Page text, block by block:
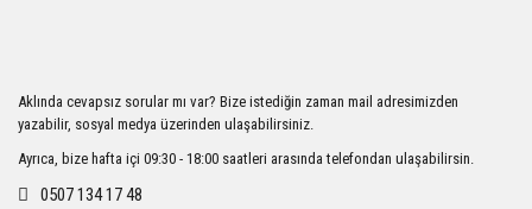
Ürün açıklamasında eksik bilgiler bulunuyor.
Ürün bilgilerinde hatalar bulunuyor.
Ürün fiyatı diğer sitelerden daha pahalı.
Aklında cevapsız sorular mı var? Bize istediğin zaman mail adresimizden
yazabilir, sosyal medya üzerinden ulaşabilirsiniz.
Ayrıca, bize hafta içi 09:30 - 18:00 saatleri arasında telefondan ulaşabilirsin.
0507 134 17 48